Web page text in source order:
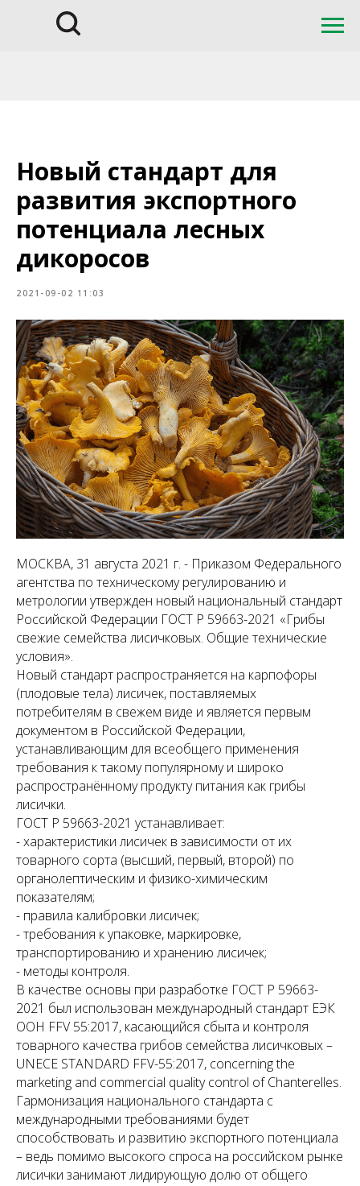
Новый стандарт для
развития экспортного
потенциала лесных
дикоросов
2021-09-02 11:03
МОСКВА, 31 августа 2021 г. - Приказом Федерального
агентства по техническому регулированию и
метрологии утвержден новый национальный стандарт
Российской Федерации ГОСТ Р 59663-2021 «Грибы
свежие семейства лисичковых. Общие технические
условия».
Новый стандарт распространяется на карпофоры
(плодовые тела) лисичек, поставляемых
потребителям в свежем виде и является первым
документом в Российской Федерации,
устанавливающим для всеобщего применения
требования к такому популярному и широко
распространённому продукту питания как грибы
лисички.
ГОСТ Р 59663-2021 устанавливает:
- характеристики лисичек в зависимости от их
товарного сорта (высший, первый, второй) по
органолептическим и физико-химическим
показателям;
- правила калибровки лисичек;
- требования к упаковке, маркировке,
транспортированию и хранению лисичек;
- методы контроля.
В качестве основы при разработке ГОСТ Р 59663-
2021 был использован международный стандарт ЕЭК
ООН FFV 55:2017, касающийся сбыта и контроля
товарного качества грибов семейства лисичковых –
UNECE STANDARD FFV-55:2017, concerning the
marketing and commercial quality control of Chanterelles.
Гармонизация национального стандарта с
международными требованиями будет
способствовать и развитию экспортного потенциала
– ведь помимо высокого спроса на российском рынке
лисички занимают лидирующую долю от общего